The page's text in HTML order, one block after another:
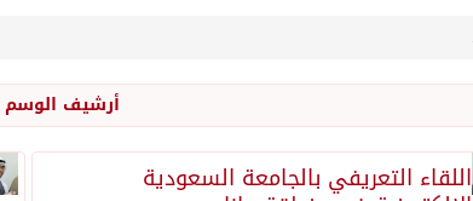
على الجوامع والمساجد خلال شهر يوليو 2026م
عمل لمزاولي الصيد والأنشطة البحرية عن خدمات
أرشيف
اللقاء التعريفي بالجامعة السعودية